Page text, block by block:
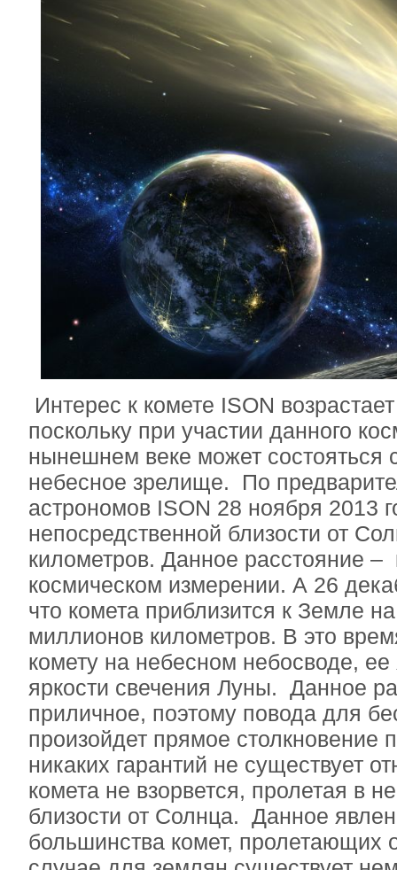
Интерес к комете ISON
поскольку при участии данного
нынешнем веке может состояться
небесное зрелище. По
астрономов ISON 28 ноября 2013
непосредственной близости от
километров. Данное расстояние –
космическом измерении. А 26
что комета приблизится к Земле
миллионов километров. В это
комету на небесном небосводе, ее
яркости свечения Луны. Данное
приличное, поэтому повода для
произойдет прямое столкновение
никаких гарантий не существует
комета не взорвется, пролетая в
близости от Солнца. Данное
большинства комет, пролетающих